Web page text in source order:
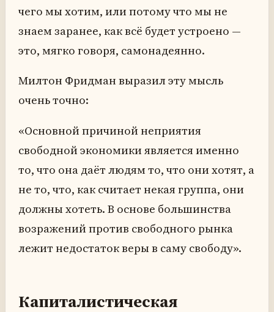
чего мы хотим, или потому что мы не
знаем заранее, как всё будет устроено —
это, мягко говоря, самонадеянно.
Милтон Фридман выразил эту мысль
очень точно:
«Основной причиной неприятия
свободной экономики является именно
то, что она даёт людям то, что они хотят, а
не то, что, как считает некая группа, они
должны хотеть. В основе большинства
возражений против свободного рынка
лежит недостаток веры в саму свободу».
Капиталистическая